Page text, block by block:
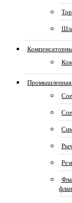
Промышленная